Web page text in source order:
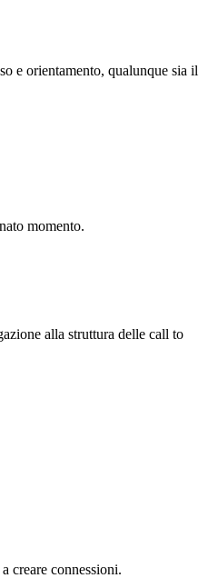
e orientamento, qualunque sia il
momento.
alla struttura delle call to
creare connessioni.